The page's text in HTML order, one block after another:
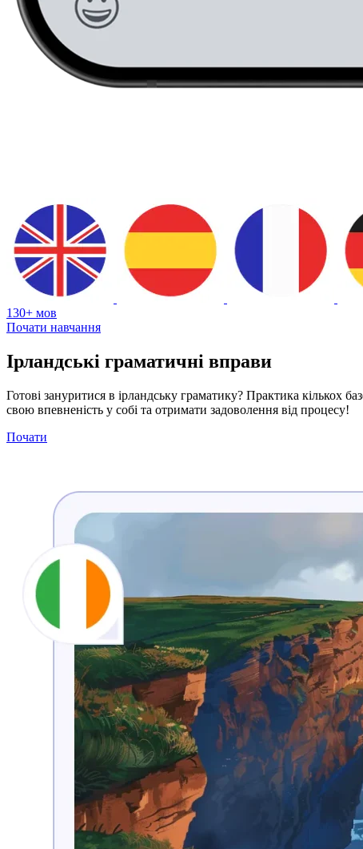
130+ мов
Почати навчання
Ірландські граматичні вправи
Готові зануритися в ірландську граматику? Практика кількох
свою впевненість у собі та отримати задоволення від процесу!
Почати